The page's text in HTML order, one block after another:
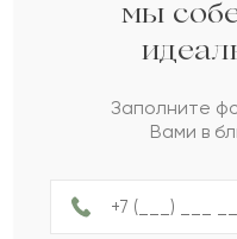
Букет заказывала
понравился букет,
простоит долго.
А
мы
Заполните
Вами в